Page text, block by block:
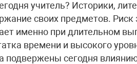
учитель? Историки,
своих предметов. Риск
именно при длительном
времени и высокого
подвержены сегодня